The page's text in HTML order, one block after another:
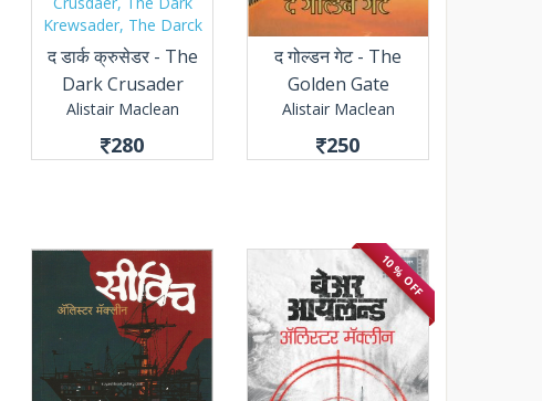
द डार्क क्रुसेडर - The
Dark Crusader
Alistair Maclean
280
द गोल्डन गेट - The
Golden Gate
Alistair Maclean
250
10 % OFF